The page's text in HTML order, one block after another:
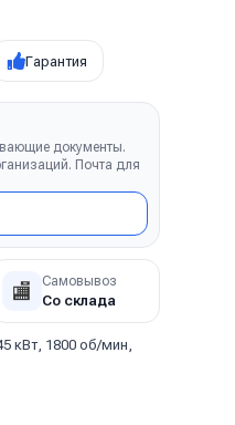
Гарантия
документы.
Почта для
🏬 Самовывоз
Со склада
кВт, 1800 об/мин,